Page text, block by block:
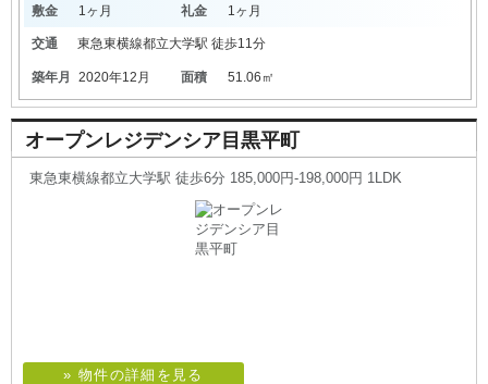
敷金
1ヶ月 礼金 1ヶ月
交通 東急東横線都立大学駅 徒歩11分
築年月 2020年12月 面積 51.06㎡
オープンレジデンシア目黒平町
東急東横線都立大学駅 徒歩6分 185,000円-198,000円 1LDK
» 物件の詳細を見る